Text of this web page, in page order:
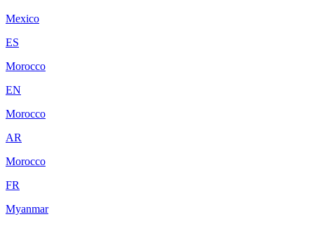
Mexico
ES
Morocco
EN
Morocco
AR
Morocco
FR
Myanmar